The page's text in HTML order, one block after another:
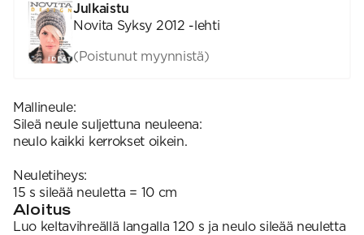
Julkaistu
Novita Syksy 2012 -lehti
(Poistunut myynnistä)
Mallineule:
Sileä neule suljettuna neuleena:
neulo kaikki kerrokset oikein.
Neuletiheys:
15 s sileää neuletta = 10 cm
Aloitus
Luo keltavihreällä langalla 120 s ja neulo sileää neuletta